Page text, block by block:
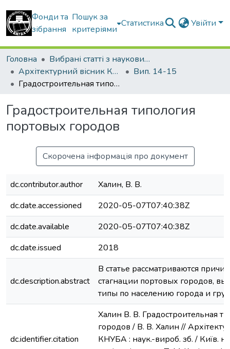
Фонди та
зібрання
Пошук за
критеріями
Статистика Увійти
Головна
Вибрані статті з наукових збірників КНУБА
Архітектурний вісник КНУБА
Вип. 14-15
Градостроительная типология портовых городов
Градостроительная типология
портовых городов
Скорочена інформація про документ
dc.contributor.author
Халин, В. В.
dc.date.accessioned
2020-05-07T07:40:38Z
dc.date.available
2020-05-07T07:40:38Z
dc.date.issued
2018
dc.description.abstract
В статье рассматриваются
стагнации портовых городов,
типы по населению города и
dc.identifier.citation
Халин В. В. Градостроительная
городов / В. В. Халин //
КНУБА : наук.-вироб. зб. / Київ.